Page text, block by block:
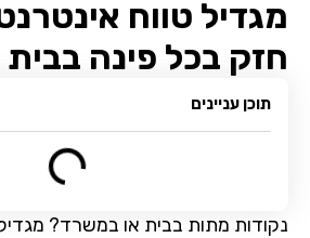
חזק בכל פינה בבית
תוכן עניינים
נקודות מתות בבית או במשרד? מגדיל